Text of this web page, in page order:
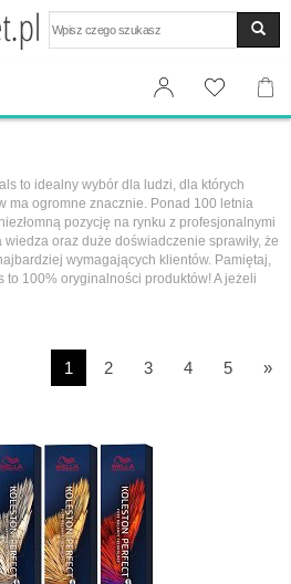
to idealny wybór dla ludzi, dla których
ma ogromne znacznie. Ponad 100 letnia
pozycję na rynku z profesjonalnymi
wiedza oraz duże doświadczenie sprawiły, że
wymagających klientów. Pamiętaj,
100% oryginalności produktów! A jeżeli
1 2 3 4 5 »